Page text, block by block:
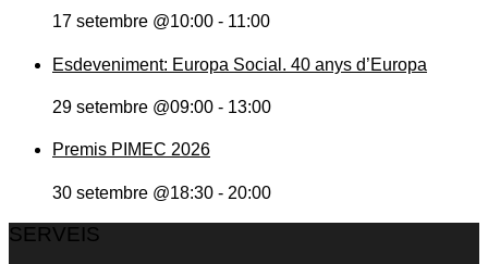
17 setembre @10:00 - 11:00
Esdeveniment: Europa Social. 40 anys d’Europa
29 setembre @09:00 - 13:00
Premis PIMEC 2026
30 setembre @18:30 - 20:00
SERVEIS